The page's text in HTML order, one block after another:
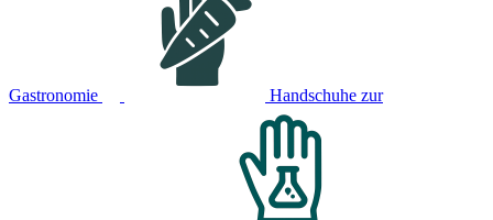
Gastronomie Handschuhe zur